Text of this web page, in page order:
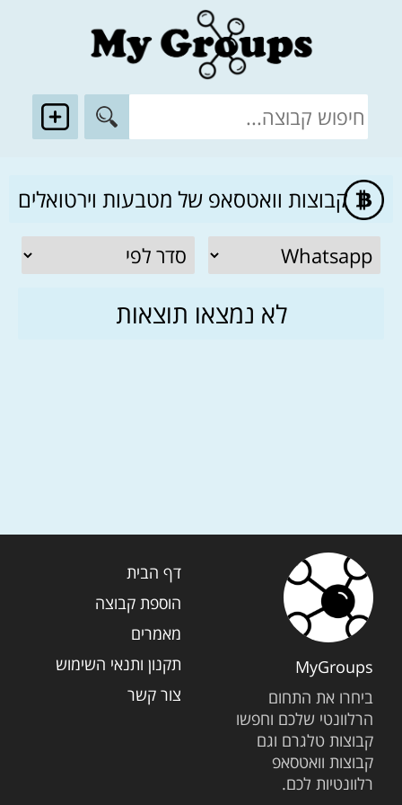
קבוצות וואטסאפ של מטבעות וירטואלים
לא נמצאו תוצאות
MyGroups
ביחרו את התחום
הרלוונטי שלכם וחפשו
קבוצות טלגרם וגם
קבוצות וואטסאפ
רלוונטיות לכם.
דף הבית
הוספת קבוצה
מאמרים
תקנון ותנאי השימוש
צור קשר